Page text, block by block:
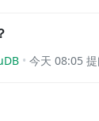
今天 08:05